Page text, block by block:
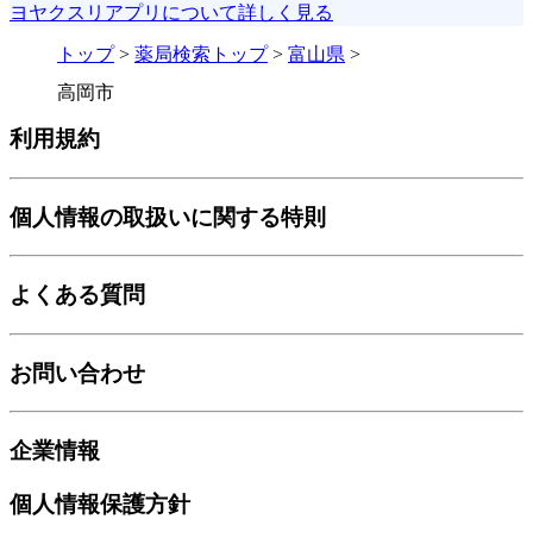
ヨヤクスリアプリについて詳しく見る
トップ> 薬局検索トップ> 富山県 >
高岡市
利用規約
個人情報の取扱いに関する特則
よくある質問
お問い合わせ
企業情報
個人情報保護方針